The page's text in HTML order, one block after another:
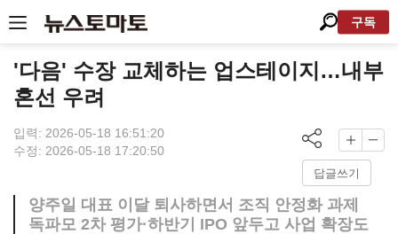
구독
'다음' 수장 교체하는 업스테이지…내부
혼선 우려
입력: 2026-05-18 16:51:20
수정: 2026-05-18 17:20:50
답글쓰기
양주일 대표 이달 퇴사하면서 조직 안정화 과제
독파모 2차 평가·하반기 IPO 앞두고 사업 확장도